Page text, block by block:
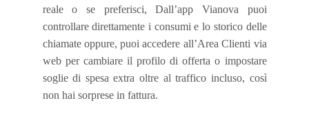
reale o se preferisci, Dall’app Vianova puoi
controllare direttamente i consumi e lo storico delle
chiamate oppure, puoi accedere all’Area Clienti via
web per cambiare il profilo di offerta o impostare
soglie di spesa extra oltre al traffico incluso, così
non hai sorprese in fattura.